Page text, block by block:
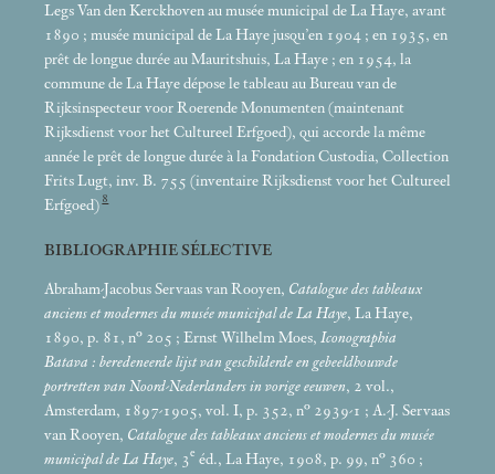
Legs Van den Kerckhoven au musée municipal de La Haye, avant
1890 ; musée municipal de La Haye jusqu’en 1904 ; en 1935, en
prêt de longue durée au Mauritshuis, La Haye ; en 1954, la
commune de La Haye dépose le tableau au Bureau van de
Rijksinspecteur voor Roerende Monumenten (maintenant
Rijksdienst voor het Cultureel Erfgoed), qui accorde la même
année le prêt de longue durée à la Fondation Custodia, Collection
Frits Lugt, inv. B. 755 (inventaire Rijksdienst voor het Cultureel
Erfgoed) 8
BIBLIOGRAPHIE SÉLECTIVE
Abraham-Jacobus Servaas van Rooyen, Catalogue des tableaux
anciens et modernes du musée municipal de La Haye, La Haye,
1890, p. 81, n° 205 ; Ernst Wilhelm Moes, Iconographia
Batava : beredeneerde lijst van geschilderde en gebeeldhouwde
portretten van Noord-Nederlanders in vorige eeuwen, 2 vol.,
Amsterdam, 1897-1905, vol. I, p. 352, n° 2939-1 ; A.-J. Servaas
van Rooyen, Catalogue des tableaux anciens et modernes du musée
municipal de La Haye, 3e éd., La Haye, 1908, p. 99, n° 360 ;